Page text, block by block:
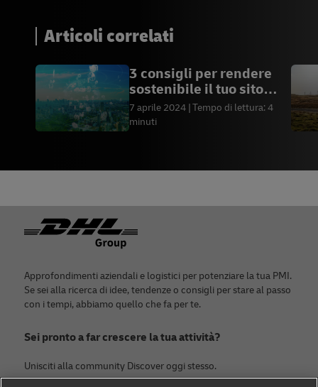
Articoli correlati
3 consigli per rendere
sostenibile il tuo sito
web
7 aprile 2024 Tempo di lettura: 4
minuti
Piè di pagina
Approfondimenti aziendali e logistici per potenziare la tua PMI.
Se sei alla ricerca di idee, tendenze o consigli per stare al passo
con i tempi, abbiamo quello che fa per te.
Sei pronto a far crescere la tua attività?
Unisciti alla community Discover oggi stesso.